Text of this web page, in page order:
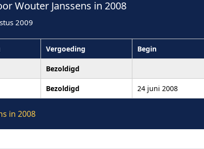
Wouter Janssens in 2008
2009
Vergoeding Begin
Bezoldigd
Bezoldigd 24 juni 2008
in 2008